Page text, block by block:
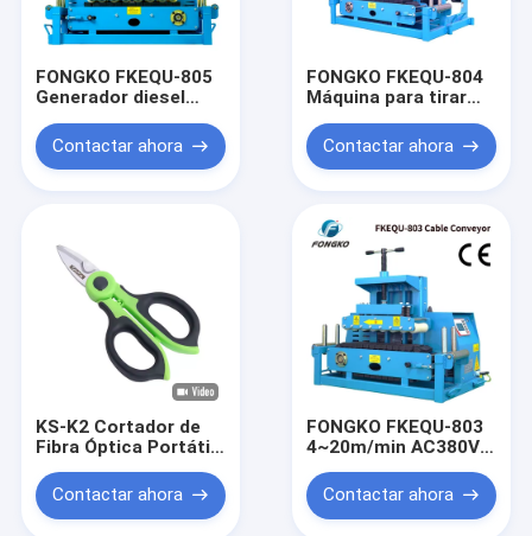
FONGKO FKEQU-805
Generador diesel
alambre 4 ~ 20m /
min Generador de
Contactar ahora
FONGKO FKEQU-804
Máquina para tirar
Generador de
gasolina
Contactar ahora
KS-K2 Cortador de
Fibra Óptica Portátil
Pelacables de Cable
Óptico
Contactar ahora
FONGKO FKEQU-803
4~20m/min AC380V
1-18cm
transportador de
cables herramienta
Contactar ahora